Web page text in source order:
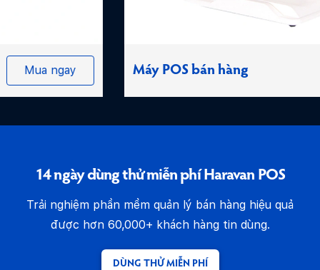
Máy POS bán hàng Mua ngay
14 ngày dùng thử miễn phí Haravan POS
Trải nghiệm phần mềm quản lý bán hàng hiệu quả
được hơn 60,000+ khách hàng tin dùng.
DÙNG THỬ MIỄN PHÍ